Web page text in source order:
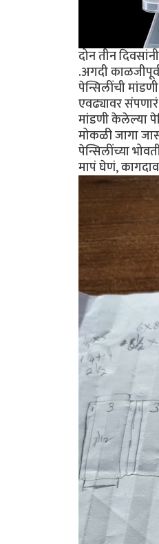
दोन तीन
.अगदी
पेन्सिलींची
एवढ्यावर
मांडणी ‌केलेल्या
मोकळी जागा
पेन्सिलींच्या
मापं घेणं,